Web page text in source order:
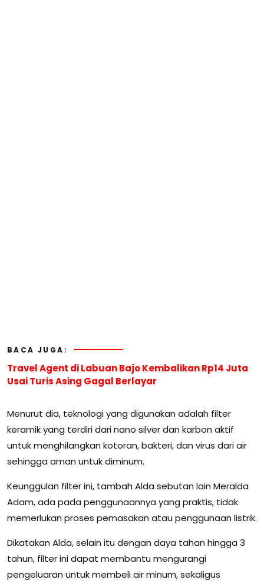
BACA JUGA:
Travel Agent di Labuan Bajo Kembalikan Rp14 Juta
Usai Turis Asing Gagal Berlayar
Menurut dia, teknologi yang digunakan adalah filter
keramik yang terdiri dari nano silver dan karbon aktif
untuk menghilangkan kotoran, bakteri, dan virus dari air
sehingga aman untuk diminum.
Keunggulan filter ini, tambah Alda sebutan lain Meralda
Adam, ada pada penggunaannya yang praktis, tidak
memerlukan proses pemasakan atau penggunaan listrik.
Dikatakan Alda, selain itu dengan daya tahan hingga 3
tahun, filter ini dapat membantu mengurangi
pengeluaran untuk membeli air minum, sekaligus